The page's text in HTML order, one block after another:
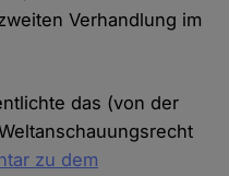
Verhandlung im
das (von der
zu dem